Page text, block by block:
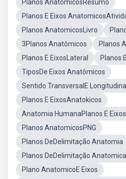
Planos AnatômicosResumo
Planos E Eixos
Planos AnatomicosLivro
3Planos Anatômicos
Planos
Planos E EixosLateral
Planos
TiposDe Eixos Anatômicos
Sentido TransversalE Longitudinal
Planos E EixosAnatokicos
Anatomia HumanaPlanos E Eixos
Planos AnatomicosPNG
Planos DeDelimitação Anatomia
Planos DeDelimitação Anatomica
Plano AnatomicoE Eixos